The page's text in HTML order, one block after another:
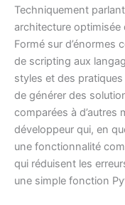
Techniquement
architecture optimisée
Formé sur d’énormes
de scripting aux
styles et des
de générer des
comparées à d’autres
développeur qui, en
une fonctionnalité
qui réduisent les
une simple fonction